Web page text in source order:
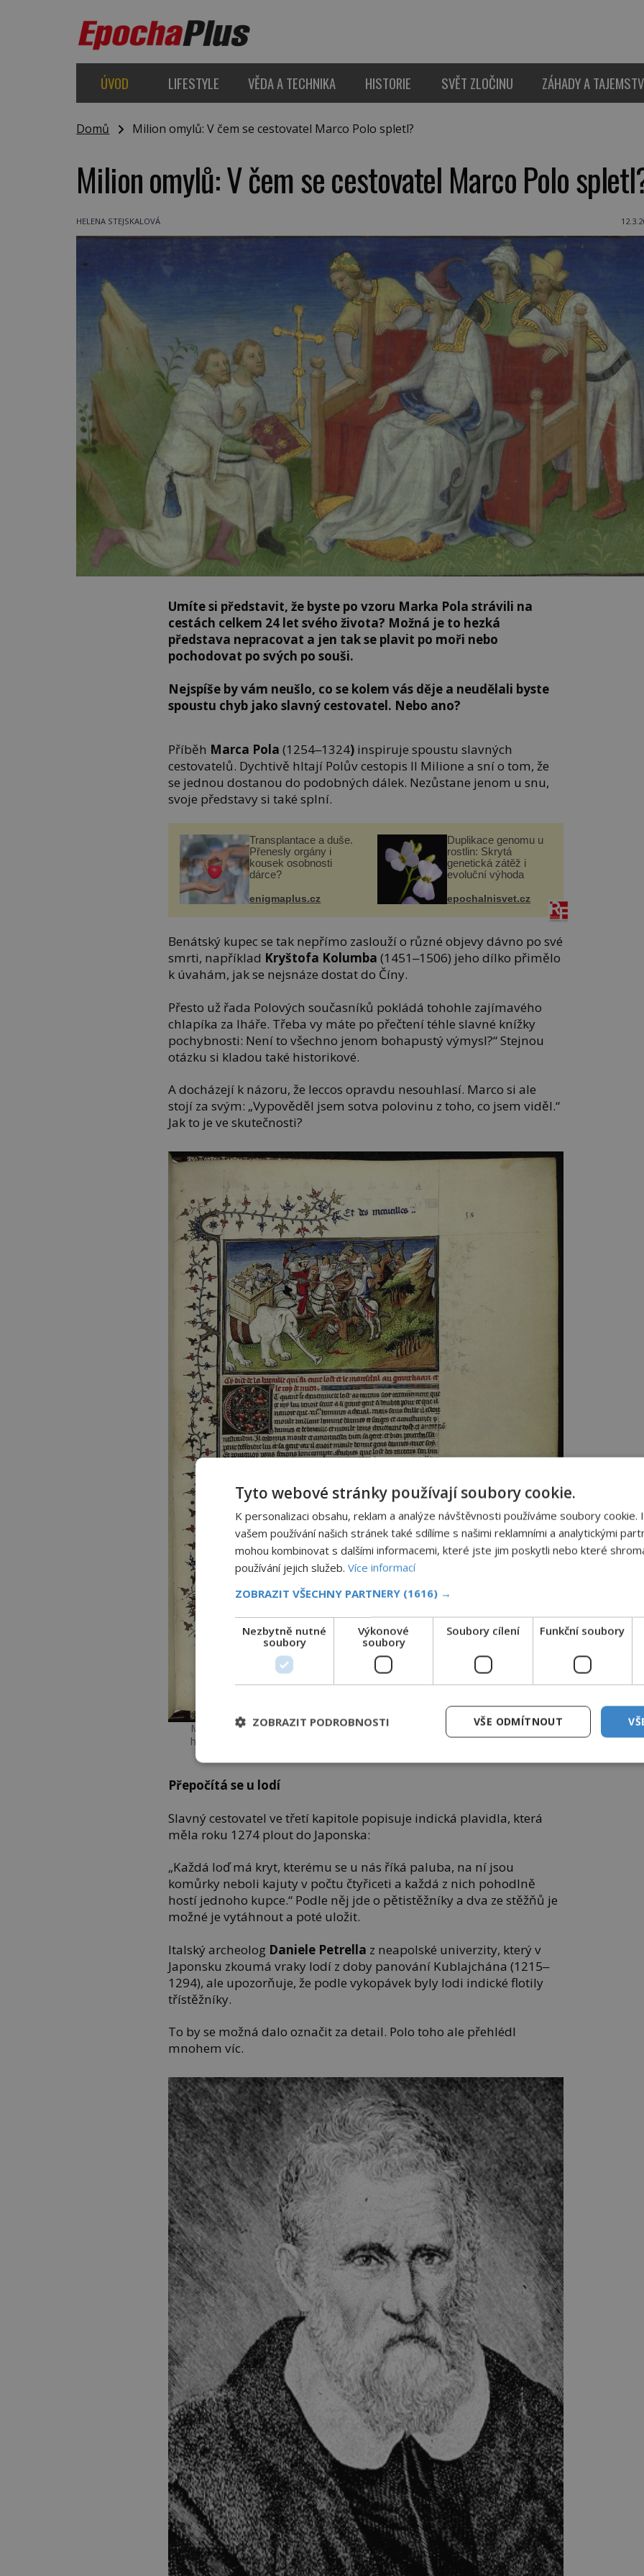
ÚVOD LIFESTYLE VĚDA A TECHNIKA HISTORIE SVĚT ZLOČINU ZÁHADY A
Domů Milion omylů: V čem se cestovatel Marco Polo spletl?
Milion omylů: V čem se cestovatel Marco Polo
HELENA STEJSKALOVÁ
Umíte si představit, že byste po vzoru Marka Pola strávili na
cestách celkem 24 let svého života? Možná je to hezká
představa nepracovat a jen tak se plavit po moři nebo
pochodovat po svých po souši.
Nejspíše by vám neušlo, co se kolem vás děje a neudělali byste
spoustu chyb jako slavný cestovatel. Nebo ano?
Příběh Marca Pola (1254‒1324) inspiruje spoustu slavných
cestovatelů. Dychtivě hltají Polův cestopis Il Milione a sní o tom, že
se jednou dostanou do podobných dálek. Nezůstane jenom u snu,
svoje představy si také splní.
Transplantace a duše.
Přenesly orgány i
kousek osobnosti
dárce?
enigmaplus.cz
Duplikace genomu u
rostlin: Skrytá
genetická zátěž i
evoluční výhoda
epochalnisvet.cz
Benátský kupec se tak nepřímo zaslouží o různé objevy dávno po své
smrti, například Kryštofa Kolumba (1451‒1506) jeho dílko přimělo
k úvahám, jak se nejsnáze dostat do Číny.
Přesto už řada Polových současníků pokládá tohohle zajímavého
chlapíka za lháře. Třeba vy máte po přečtení téhle slavné knížky
pochybnosti: Není to všechno jenom bohapustý výmysl?“ Stejnou
otázku si kladou také historikové.
A docházejí k názoru, že leccos opravdu nesouhlasí. Marco si ale
stojí za svým: „Vypověděl jsem sotva polovinu z toho, co jsem viděl.“
Jak to je ve skutečnosti?
Milion, pařížský iluminovaný rukopis slavného cestopisu Marca Pola. FOTO
https://gallica.bnf.fr/ark:/12148/btv1b52000858n/f123.item.zoom /Creative
Přepočítá se u lodí
Slavný cestovatel ve třetí kapitole popisuje indická plavidla, která
měla roku 1274 plout do Japonska:
„Každá loď má kryt, kterému se u nás říká paluba, na ní jsou
komůrky neboli kajuty v počtu čtyřiceti a každá z nich pohodlně
hostí jednoho kupce.“ Podle něj jde o pětistěžníky a dva ze stěžňů je
možné je vytáhnout a poté uložit.
Italský archeolog Daniele Petrella z neapolské univerzity, který v
Japonsku zkoumá vraky lodí z doby panování Kublajchána (1215‒
1294), ale upozorňuje, že podle vykopávek byly lodi indické flotily
třístěžníky.
To by se možná dalo označit za detail. Polo toho ale přehlédl
mnohem víc.
Tyto webové stránky používají soubory cookie.
K personalizaci obsahu, reklam a analýze návštěvnosti používáme soubory cookie.
vašem používání našich stránek také sdílíme s našimi reklamními a analytickými
mohou kombinovat s dalšími informacemi, které jste jim poskytli nebo které
používání jejich služeb. Více informací
ZOBRAZIT VŠECHNY PARTNERY (1616) →
Nezbytně nutné
soubory
Výkonové
soubory
Soubory cílení Funkční soubory
VŠE ODMÍTNOUT
ZOBRAZIT PODROBNOSTI